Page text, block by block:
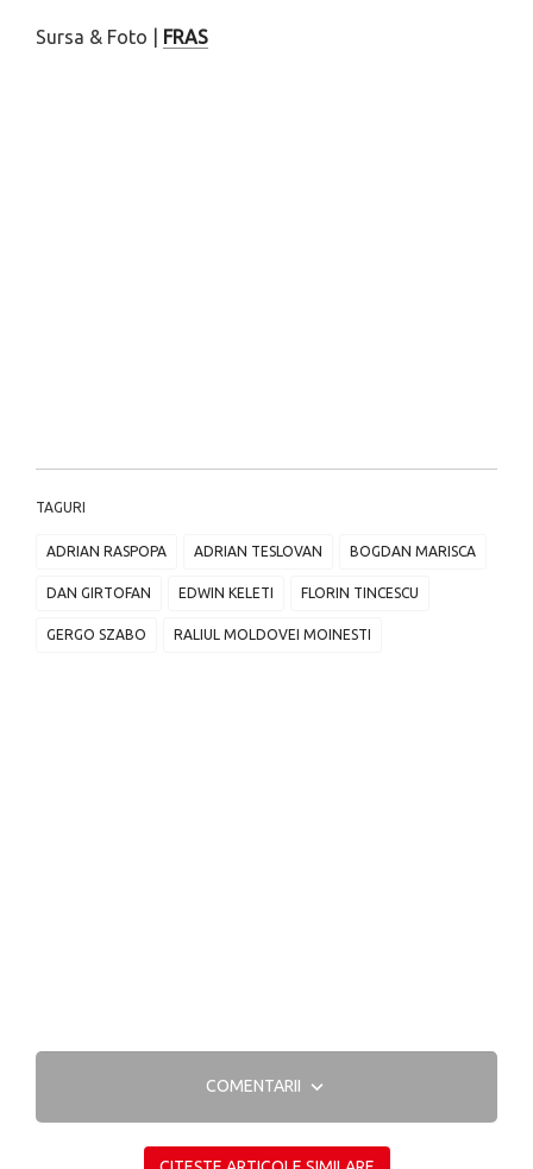
Sursa & Foto | FRAS
TAGURI
ADRIAN RASPOPA ADRIAN TESLOVAN BOGDAN MARISCA
DAN GIRTOFAN EDWIN KELETI FLORIN TINCESCU
GERGO SZABO RALIUL MOLDOVEI MOINESTI
COMENTARII